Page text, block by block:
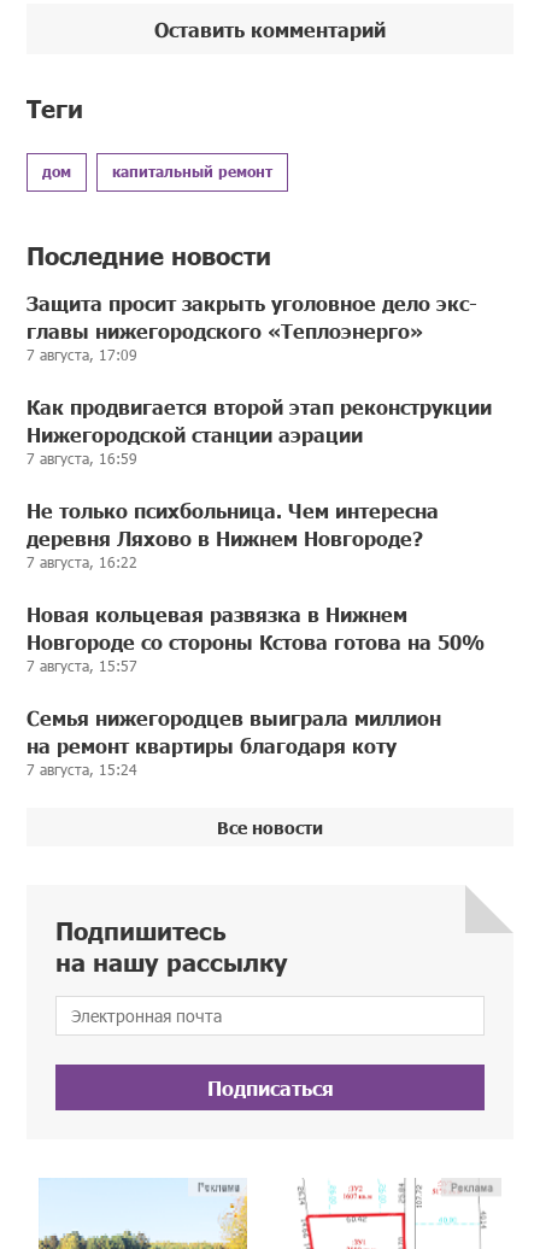
Оставить комментарий
Теги
дом капитальный ремонт
Последние новости
Защита просит закрыть уголовное дело экс-
главы нижегородского «Теплоэнерго»
7 августа, 17:09
Как продвигается второй этап реконструкции
Нижегородской станции аэрации
7 августа, 16:59
Не только психбольница. Чем интересна
деревня Ляхово в Нижнем Новгороде?
7 августа, 16:22
Новая кольцевая развязка в Нижнем
Новгороде со стороны Кстова готова на 50%
7 августа, 15:57
Семья нижегородцев выиграла миллион
на ремонт квартиры благодаря коту
7 августа, 15:24
Все новости
Подпишитесь
на нашу рассылку
Подписаться